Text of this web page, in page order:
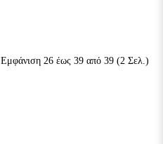
Εμφάνιση 26 έως 39 από 39 (2 Σελ.)